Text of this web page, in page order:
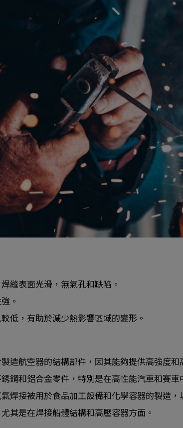
縫表面光滑，無氣孔和缺陷。
。
低，有助於減少熱影響區域的變形。
造航空器的結構部件，因其能夠提供高強度和
鋼和鋁合金零件，特別是在高性能汽車和賽車
焊接被用於食品加工設備和化學容器的製造，
其是在焊接船體結構和高壓容器方面。